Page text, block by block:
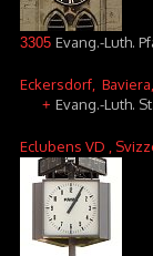
3305 Evang.-Luth.
Eckersdorf ,
+ Evang.-Luth.
Eclubens VD ,